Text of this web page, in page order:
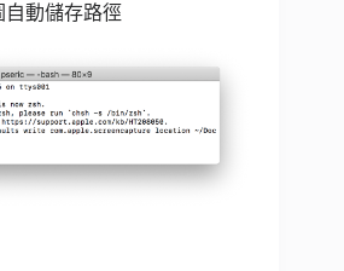
自動儲存路徑